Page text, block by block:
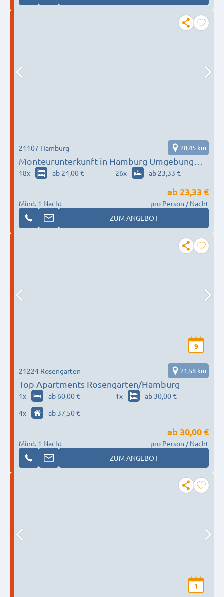
Monteurunterkunft in Hamburg Umgebung
nach Wunsch / Bedürfnis
21107 Hamburg 28,45 km
18x ab 24,00 € 26x ab 23,33 €
Mind. 1 Nacht
ab 23,33 €
pro Person / Nacht
ZUM ANGEBOT
9
Top Apartments Rosengarten/Hamburg
21224 Rosengarten 21,58 km
1x ab 60,00 € 1x
ab 30,00 €
4x ab 37,50 €
Mind. 1 Nacht
ab 30,00 €
pro Person / Nacht
ZUM ANGEBOT
1